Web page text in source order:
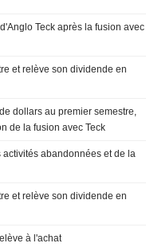
Teck après la fusion avec
et relève son dividende en
dollars au premier semestre,
de la fusion avec Teck
abandonnées et de la
et relève son dividende en
James relève à l'achat